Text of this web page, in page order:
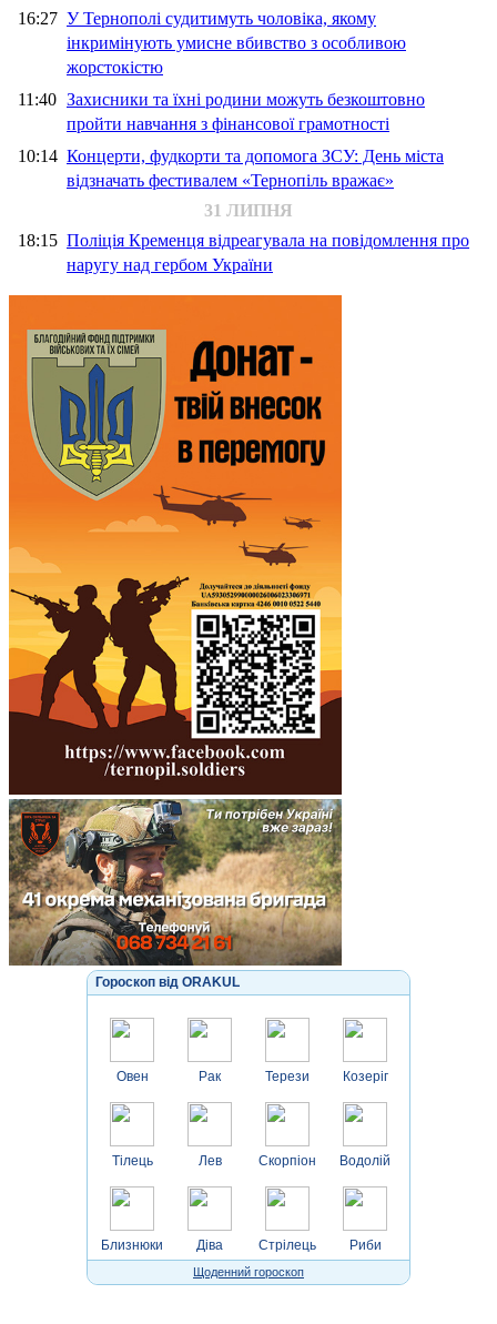
16:27 У Тернополі судитимуть чоловіка, якому
інкримінують умисне вбивство з особливою
жорстокістю
11:40 Захисники та їхні родини можуть безкоштовно
пройти навчання з фінансової грамотності
10:14 Концерти, фудкорти та допомога ЗСУ: День міста
відзначать фестивалем «Тернопіль вражає»
31 ЛИПНЯ
18:15 Поліція Кременця відреагувала на повідомлення про
наругу над гербом України
Гороскоп від ORAKUL
Овен
Тілець
Близнюки
Рак
Лев
Діва
Терези
Скорпіон
Стрілець
Козеріг
Водолій
Риби
Щоденний гороскоп